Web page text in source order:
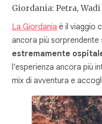
Giordania: Petra,
La Giordania è il viaggio
ancora più sorprendente
estremamente
l’esperienza ancora più
mix di avventura e